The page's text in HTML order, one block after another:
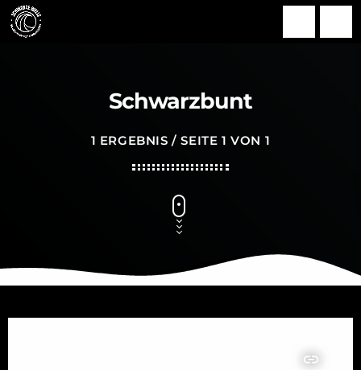
Schwarzbunt
1 ERGEBNIS / SEITE 1 VON 1
insert_link